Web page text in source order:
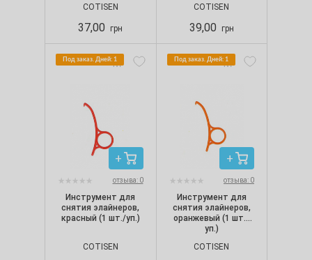
COTISEN
37,00 грн
длинная (5 шт./уп.)
COTISEN
39,00 грн
Под заказ. Дней: 1
отзыва: 0
Инструмент для
снятия элайнеров,
красный (1 шт./уп.)
COTISEN
Под заказ. Дней: 1
отзыва: 0
Инструмент для
снятия элайнеров,
оранжевый (1 шт./
уп.)
COTISEN